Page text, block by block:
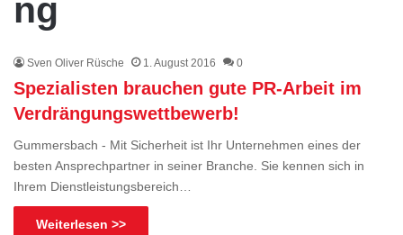
ng
Sven Oliver Rüsche 1. August 2016 0
Spezialisten brauchen gute PR-Arbeit im
Verdrängungswettbewerb!
Gummersbach - Mit Sicherheit ist Ihr Unternehmen eines der
besten Ansprechpartner in seiner Branche. Sie kennen sich in
Ihrem Dienstleistungsbereich…
Weiterlesen >>